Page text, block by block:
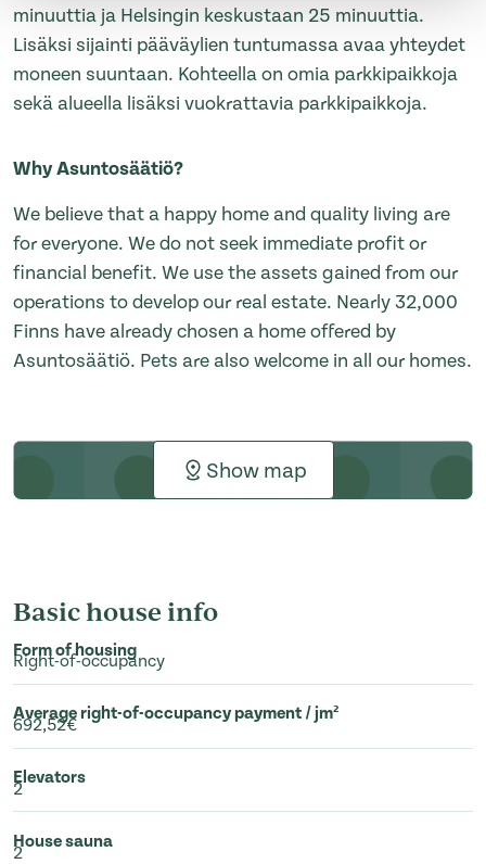
minuuttia ja Helsingin keskustaan 25 minuuttia.
Lisäksi sijainti pääväylien tuntumassa avaa yhteydet
moneen suuntaan. Kohteella on omia parkkipaikkoja
sekä alueella lisäksi vuokrattavia parkkipaikkoja.
Why Asuntosäätiö?
We believe that a happy home and quality living are
for everyone. We do not seek immediate profit or
financial benefit. We use the assets gained from our
operations to develop our real estate. Nearly 32,000
Finns have already chosen a home offered by
Asuntosäätiö. Pets are also welcome in all our homes.
Show map
Basic house info
Form of housing
Right-of-occupancy
Average right-of-occupancy payment / jm²
692,52€
Elevators
2
House sauna
2